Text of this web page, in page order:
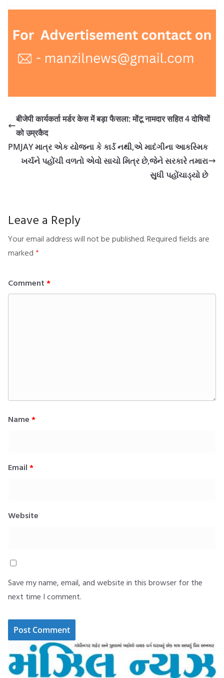
बीजेपी कार्यकर्ता मर्डर केस में बड़ा फैसला: मोंटू नामदार सहित 4 दोषियों
को उम्रकैद
PMJAY માત્ર એક યોજના કે કાર્ડ નથી,એ માદંગીના આકસ્મિક
ખર્ચને પહોંચી વળતો એવો સાચો મિત્ર છે,જેને સરકારે તમારા
સુધી પહોંચાડ્યો છે
Leave a Reply
Your email address will not be published. Required fields are
marked *
Comment *
Name *
Email *
Website
Save my name, email, and website in this browser for the
next time I comment.